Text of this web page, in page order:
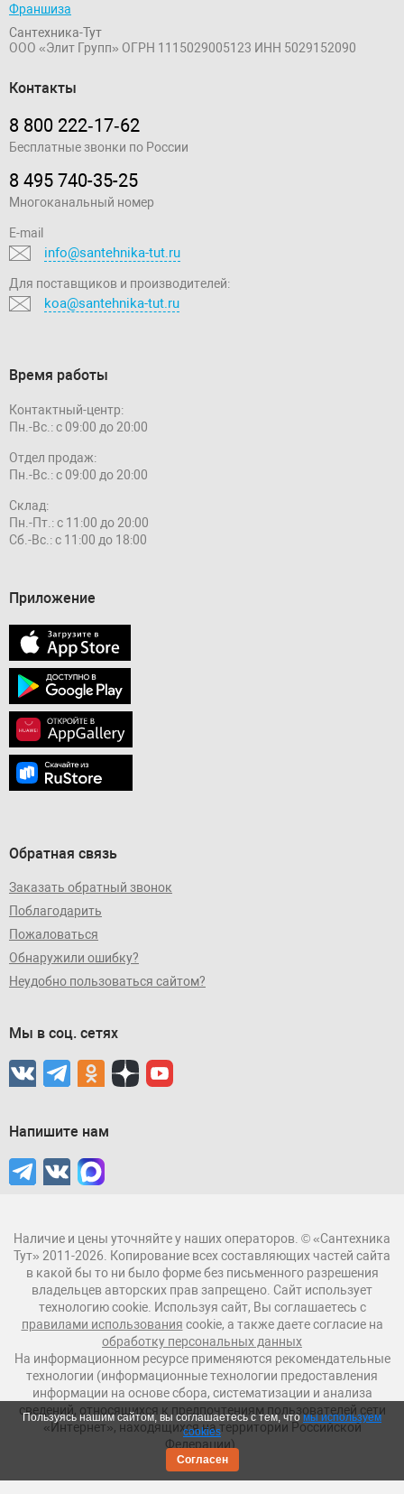
Франшиза
Сантехника-Тут
ООО «Элит Групп» ОГРН 1115029005123 ИНН 5029152090
Контакты
8 800 222‑17‑62
Бесплатные звонки по России
8 495 740-35-25
Многоканальный номер
E-mail
info@santehnika-tut.ru
Для поставщиков и производителей:
koa@santehnika-tut.ru
Время работы
Контактный-центр:
Пн.-Вс.: с 09:00 до 20:00
Отдел продаж:
Пн.-Вс.: с 09:00 до 20:00
Склад:
Пн.-Пт.: с 11:00 до 20:00
Сб.-Вс.: с 11:00 до 18:00
Приложение
Обратная связь
Заказать обратный звонок
Поблагодарить
Пожаловаться
Обнаружили ошибку?
Неудобно пользоваться сайтом?
Мы в соц. сетях
Напишите нам
Наличие и цены уточняйте у наших операторов. © «Сантехника
Тут» 2011-2026. Копирование всех составляющих частей сайта
в какой бы то ни было форме без письменного разрешения
владельцев авторских прав запрещено. Сайт использует
технологию cookie. Используя сайт, Вы соглашаетесь с
правилами использования cookie, а также даете согласие на
обработку персональных данных
На информационном ресурсе применяются рекомендательные
технологии (информационные технологии предоставления
информации на основе сбора, систематизации и анализа
сведений, относящихся к предпочтениям пользователей сети
«Интернет», находящихся на территории Российской
Федерации).
Пользуясь нашим сайтом, вы соглашаетесь с тем, чтомы используем
cookies
Согласен